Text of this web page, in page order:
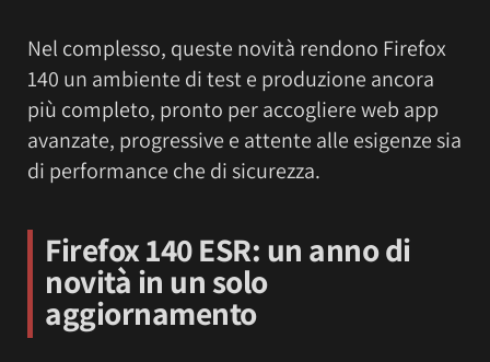
Nel complesso, queste novità rendono Firefox
140 un ambiente di test e produzione ancora
più completo, pronto per accogliere web app
avanzate, progressive e attente alle esigenze sia
di performance che di sicurezza.
Firefox 140 ESR: un anno di
novità in un solo
aggiornamento